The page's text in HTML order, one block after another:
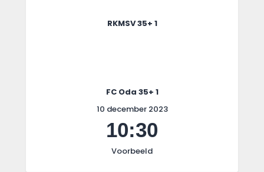
RKMSV 35+ 1
FC Oda 35+ 1
10 december 2023
10:30
Voorbeeld